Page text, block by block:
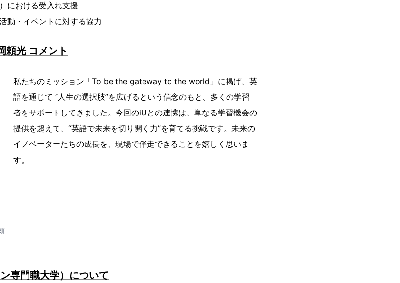
における受入れ支援
動・イベントに対する協力
頼光 コメント
私たちのミッション「To be the gateway to the world」に掲げ、英
語を通じて “人生の選択肢”を広げるという信念のもと、多くの学習
者をサポートしてきました。今回のiUとの連携は、単なる学習機会の
提供を超えて、“英語で未来を切り開く力”を育てる挑戦です。未来の
イノベーターたちの成長を、現場で伴走できることを嬉しく思いま
す。
専門職大学）について